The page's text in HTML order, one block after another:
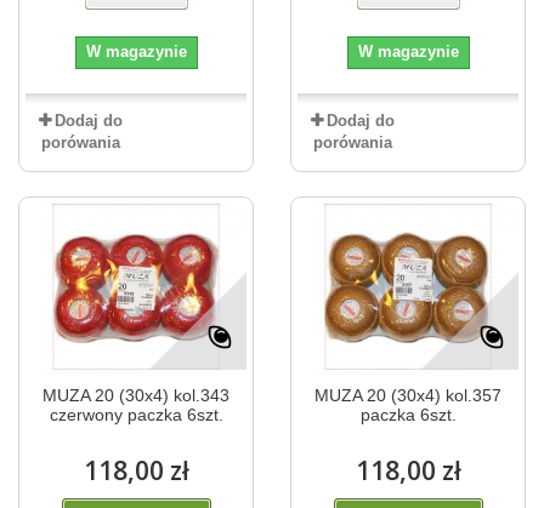
W magazynie
Dodaj do
porówania
W magazynie
Dodaj do
porówania
MUZA 20 (30x4) kol.343
czerwony paczka 6szt.
118,00 zł
MUZA 20 (30x4) kol.357
paczka 6szt.
118,00 zł